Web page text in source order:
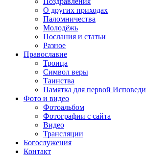
О других приходах
Паломничества
Молодёжь
Послания и статьи
Разное
Православие
Троица
Символ веры
Таинства
Памятка для первой Исповеди
Фото и видео
Фотоальбом
Фотографии с сайта
Видео
Трансляции
Богослужения
Контакт